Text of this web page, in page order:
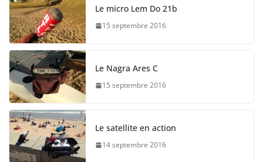
Le micro Lem Do 21b
15 septembre 2016
Le Nagra Ares C
15 septembre 2016
Le satellite en action
14 septembre 2016